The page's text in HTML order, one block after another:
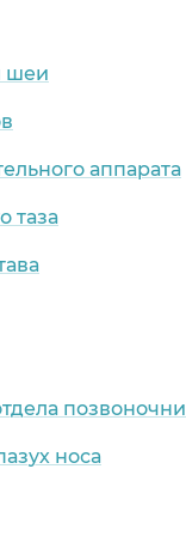
шеи
аппарата
таза
носа